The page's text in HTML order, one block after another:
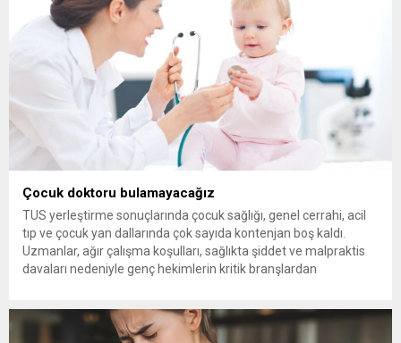
Çocuk doktoru bulamayacağız
TUS yerleştirme sonuçlarında çocuk sağlığı, genel cerrahi, acil
tıp ve çocuk yan dallarında çok sayıda kontenjan boş kaldı.
Uzmanlar, ağır çalışma koşulları, sağlıkta şiddet ve malpraktis
davaları nedeniyle genç hekimlerin kritik branşlardan
yerleştirme sonuçları, sağlık...